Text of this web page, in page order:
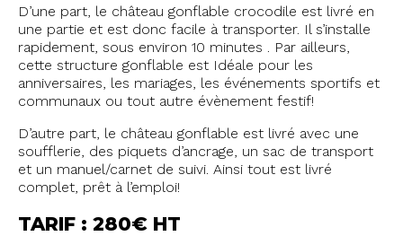
D’une part, le château gonflable crocodile est livré en
une partie et est donc facile à transporter. Il s’installe
rapidement, sous environ 10 minutes . Par ailleurs,
cette structure gonflable est Idéale pour les
anniversaires, les mariages, les événements sportifs et
communaux ou tout autre évènement festif!
D’autre part, le château gonflable est livré avec une
soufflerie, des piquets d’ancrage, un sac de transport
et un manuel/carnet de suivi. Ainsi tout est livré
complet, prêt à l’emploi!
TARIF : 280€ HT